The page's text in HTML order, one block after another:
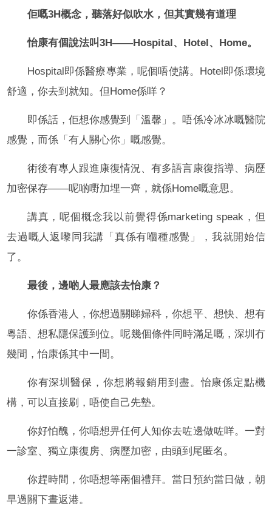
佢嘅3H概念，聽落好似吹水，但其實幾有道理
怡康有個說法叫3H——Hospital、Hotel、Home。
Hospital即係醫療專業，呢個唔使講。Hotel即係環境
舒適，你去到就知。但Home係咩？
即係話，佢想你感覺到「溫馨」。唔係冷冰冰嘅醫院
感覺，而係「有人關心你」嘅感覺。
術後有專人跟進康復情況、有多語言康復指導、病歷
加密保存——呢啲嘢加埋一齊，就係Home嘅意思。
講真，呢個概念我以前覺得係marketing speak，但
去過嘅人返嚟同我講「真係有嗰種感覺」，我就開始信
了。
最後，邊啲人最應該去怡康？
你係香港人，你想過關睇婦科，你想平、想快、想有
粵語、想私隱保護到位。呢幾個條件同時滿足嘅，深圳冇
幾間，怡康係其中一間。
你有深圳醫保，你想將報銷用到盡。怡康係定點機
構，可以直接刷，唔使自己先墊。
你好怕醜，你唔想畀任何人知你去咗邊做咗咩。一對
一診室、獨立康復房、病歷加密，由頭到尾匿名。
你趕時間，你唔想等兩個禮拜。當日預約當日做，朝
早過關下晝返港。